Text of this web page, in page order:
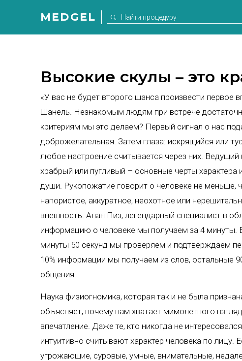
MEDGEL
Высокие скулы – это
«У вас не будет второго шанса произвести первое
Шанель. Незнакомым людям при встрече
критериям мы это делаем? Первый сигнал о нас
доброжелательная. Затем глаза: искрящийся или
любое настроение считывается через них.
храбрый или пугливый – основные черты
души. Рукопожатие говорит о человеке не меньше,
напористое, аккуратное, неохотное или
внешность. Алан Пиз, легендарный специалист в
информацию о человеке мы получаем за 4 минуты.
минуты 50 секунд мы проверяем и подтверждаем
10% информации мы получаем из слов, остальные
общения.
Наука физиогномика, которая так и не была
объясняет, почему нам хватает мимолетного
впечатление. Даже те, кто никогда не
интуитивно считывают характер человека по лицу.
угрожающие, суровые, умные, внимательные,